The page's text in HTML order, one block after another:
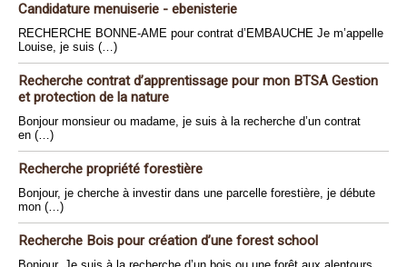
Candidature menuiserie - ebenisterie
RECHERCHE BONNE-AME pour contrat d’EMBAUCHE Je m’appelle
Louise, je suis (…)
Recherche contrat d’apprentissage pour mon BTSA Gestion
et protection de la nature
Bonjour monsieur ou madame, je suis à la recherche d’un contrat
en (…)
Recherche propriété forestière
Bonjour, je cherche à investir dans une parcelle forestière, je débute
mon (…)
Recherche Bois pour création d’une forest school